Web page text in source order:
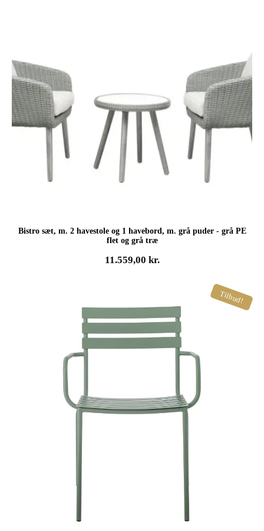
Bistro sæt, m. 2 havestole og 1 havebord, m. grå puder - grå PE
flet og grå træ
11.559,00 kr.
Tilbud!